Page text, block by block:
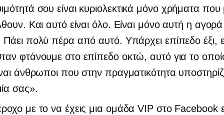
σου είναι κυριολεκτικά μόνο χρήματα
Και αυτό είναι όλο. Είναι μόνο αυτή η
Πάει πολύ πέρα ​​από αυτό. Υπάρχει επίπεδο έξι,
φτάνουμε στο επίπεδο οκτώ, αυτό για το
άνθρωποι που στην πραγματικότητα
σας».
με το να έχεις μια ομάδα VIP στο Facebook